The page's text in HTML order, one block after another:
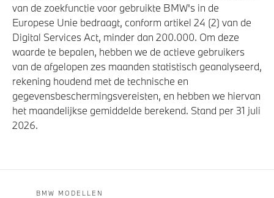
van de zoekfunctie voor gebruikte BMW's in de
Europese Unie bedraagt, conform artikel 24 (2) van de
Digital Services Act, minder dan 200.000. Om deze
waarde te bepalen, hebben we de actieve gebruikers
van de afgelopen zes maanden statistisch geanalyseerd,
rekening houdend met de technische en
gegevensbeschermingsvereisten, en hebben we hiervan
het maandelijkse gemiddelde berekend. Stand per 31 juli
2026.
BMW MODELLEN